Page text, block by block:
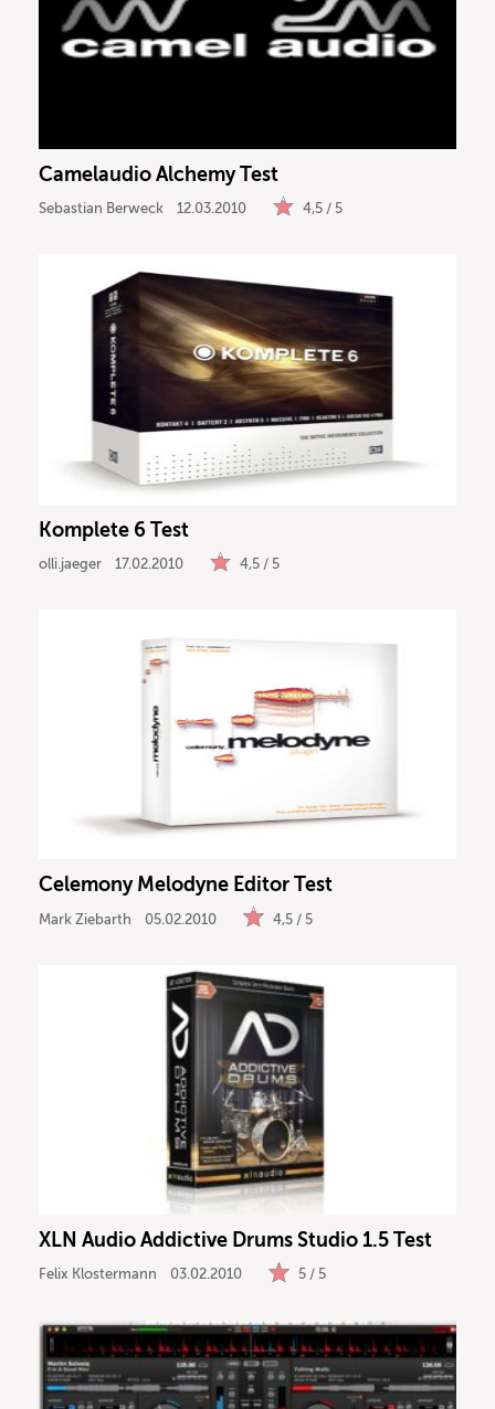
Camelaudio Alchemy Test
Sebastian Berweck 12.03.2010 4,5 / 5
Komplete 6 Test
olli.jaeger 17.02.2010 4,5 / 5
Celemony Melodyne Editor Test
Mark Ziebarth 05.02.2010 4,5 / 5
XLN Audio Addictive Drums Studio 1.5 Test
Felix Klostermann 03.02.2010 5 / 5